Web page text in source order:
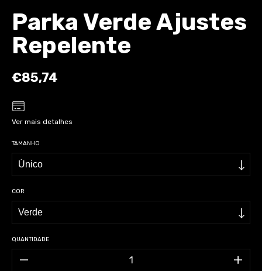
Parka Verde Ajustes
Repelente
€85,74
Ver mais detalhes
TAMANHO
COR
QUANTIDADE